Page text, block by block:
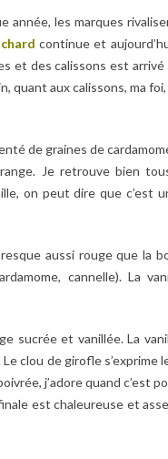
année, les marques
continue et
et des calissons est
aux calissons, ma foi,
de graines de
Je retrouve bien
on peut dire que c’est
aussi rouge que la
cannelle). La
sucrée et vanillée. La
clou de girofle s’exprime
j’adore quand c’est
est chaleureuse et